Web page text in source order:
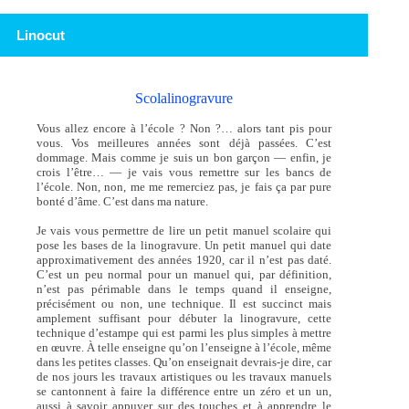
Linocut
Scolalinogravure
Vous allez encore à l’école ? Non ?… alors tant pis pour
vous. Vos meilleures années sont déjà passées. C’est
dommage. Mais comme je suis un bon garçon — enfin, je
crois l’être… — je vais vous remettre sur les bancs de
l’école. Non, non, me me remerciez pas, je fais ça par pure
bonté d’âme. C’est dans ma nature.
Je vais vous permettre de lire un petit manuel scolaire qui
pose les bases de la linogravure. Un petit manuel qui date
approximativement des années 1920, car il n’est pas daté.
C’est un peu normal pour un manuel qui, par définition,
n’est pas périmable dans le temps quand il enseigne,
précisément ou non, une technique. Il est succinct mais
amplement suffisant pour débuter la linogravure, cette
technique d’estampe qui est parmi les plus simples à mettre
en œuvre. À telle enseigne qu’on l’enseigne à l’école, même
dans les petites classes. Qu’on enseignait devrais-je dire, car
de nos jours les travaux artistiques ou les travaux manuels
se cantonnent à faire la différence entre un zéro et un un,
aussi à savoir appuyer sur des touches et à apprendre le